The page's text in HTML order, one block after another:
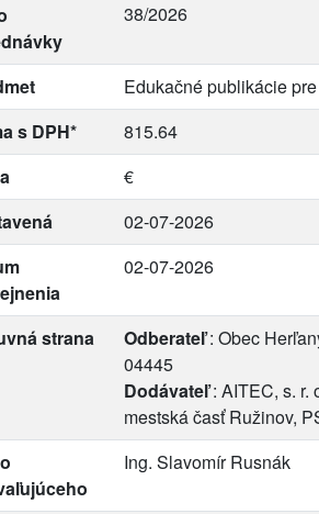
38/2026
Edukačné publikácie
s DPH*
815.64
€
02-07-2026
02-07-2026
strana Odberateľ: Obec
04445
Dodávateľ: AITEC, s. r.
mestská časť Ružinov,
Ing. Slavomír Rusnák